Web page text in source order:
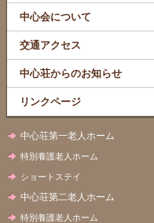
中心会について
交通アクセス
中心荘からのお知らせ
リンクページ
中心荘第一老人ホーム
特別養護老人ホーム
ショートステイ
中心荘第二老人ホーム
特別養護老人ホーム